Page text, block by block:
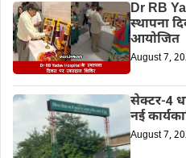
Dr RB
स्थापना
आयोजित
August 7,
सेक्टर-4
नई
August 7,